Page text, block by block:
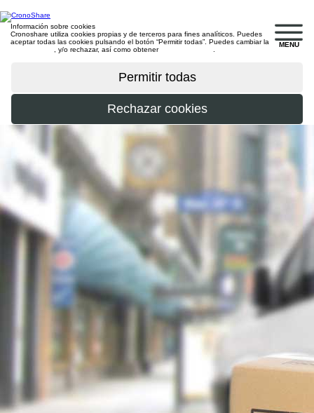
MENU
Información sobre cookies
Cronoshare utiliza cookies propias y de terceros para fines analíticos. Puedes
aceptar todas las cookies pulsando el botón “Permitir todas”. Puedes cambiar la
, y/o rechazar, así como obtener